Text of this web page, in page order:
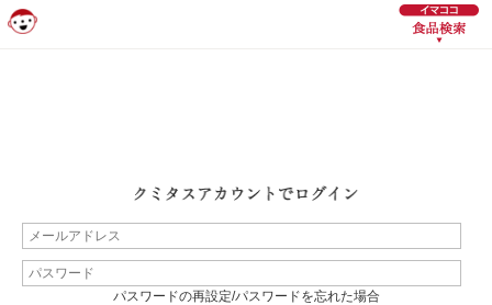
パスワードの再設定/パスワードを忘れた場合